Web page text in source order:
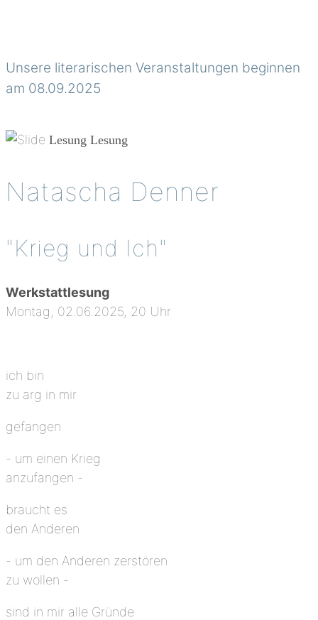
Unsere literarischen Veranstaltungen beginnen
am 08.09.2025
Lesung Lesung
Natascha Denner
"Krieg und Ich"
Werkstattlesung
Montag, 02.06.2025, 20 Uhr
ich bin
zu arg in mir
gefangen
- um einen Krieg
anzufangen -
braucht es
den Anderen
- um den Anderen zerstören
zu wollen -
sind in mir alle Gründe